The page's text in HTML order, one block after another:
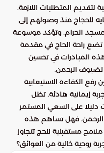
لتقديم المتطلبات اللازمة.
للحجاج منذ وصولهم إلى
الحرام. وتؤكد موسوعة
تضع راحة الحاج في مقدمة
المبادرات في تحسين
لضيوف الرحمن.
الكفاءة الاستيعابية
إيمانية هادئة. تظل
دليلا على السعي المستمر
الرحمن. فهل تساهم هذه
ملامح مستقبلية للحج تتجاوز
روحية خالية من العوائق؟